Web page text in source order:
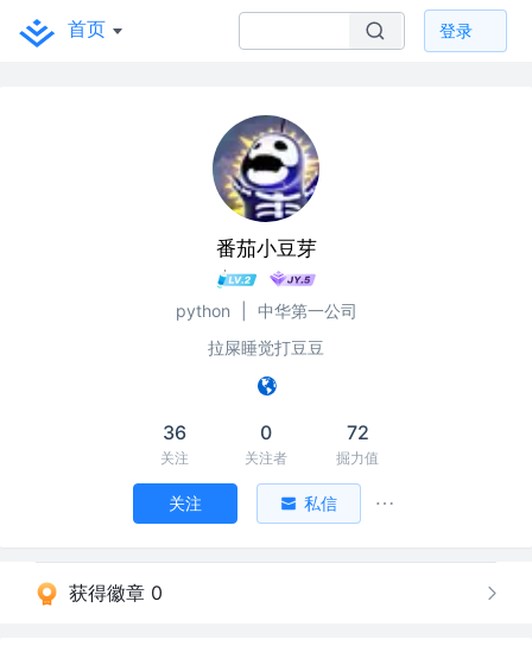
首页 登录
番茄小豆芽
python
中华第一公司
拉屎睡觉打豆豆
36
关注
0
关注者
72
掘力值
关注 私信
获得徽章 0